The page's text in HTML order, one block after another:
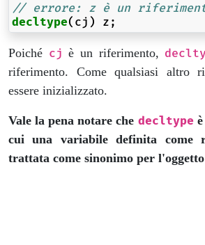
// errore: z è un
decltype( cj ) z ;
Poiché cj è un riferimento,
riferimento. Come qualsiasi altro
essere inizializzato.
Vale la pena notare che decltypeè
cui una variabile definita come
trattata come sinonimo per